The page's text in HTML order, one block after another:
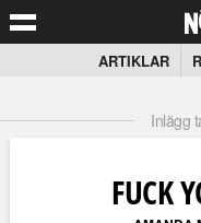
ARTIKLAR
Inlägg
FUCK